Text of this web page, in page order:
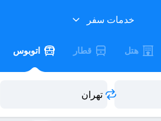
خدمات سفر
هتل قطار اتوبوس